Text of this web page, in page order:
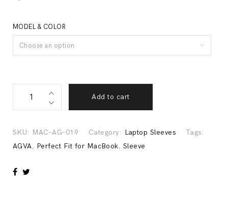
MODEL & COLOR
Choose an option
Sleeve
quantity
Add to cart
SKU: MAC-AG-019 Category: Laptop Sleeves
Tags:
AGVA, Perfect Fit for MacBook, Sleeve